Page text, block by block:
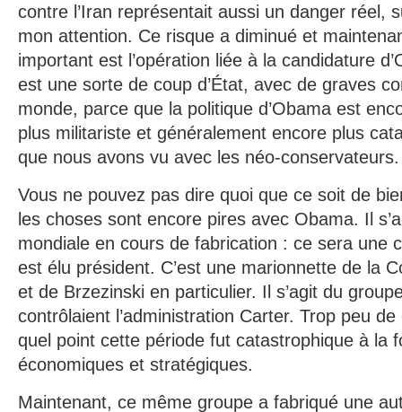
contre l’Iran représentait aussi un danger réel,
mon attention. Ce risque a diminué et
important est l’opération liée à la candidature
est une sorte de coup d’État, avec de graves
monde, parce que la politique d’Obama est
plus militariste et généralement encore plus
que nous avons vu avec les néo-conservateurs.
Vous ne pouvez pas dire quoi que ce soit de
les choses sont encore pires avec Obama. Il
mondiale en cours de fabrication : ce sera une
est élu président. C’est une marionnette de la
et de Brzezinski en particulier. Il s’agit du
contrôlaient l’administration Carter. Trop peu
quel point cette période fut catastrophique à la
économiques et stratégiques.
Maintenant, ce même groupe a fabriqué une